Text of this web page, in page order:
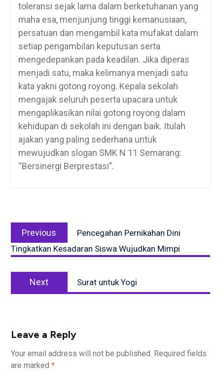
toleransi sejak lama dalam berketuhanan yang
maha esa, menjunjung tinggi kemanusiaan,
persatuan dan mengambil kata mufakat dalam
setiap pengambilan keputusan serta
mengedepankan pada keadilan. Jika diperas
menjadi satu, maka kelimanya menjadi satu
kata yakni gotong royong. Kepala sekolah
mengajak seluruh peserta upacara untuk
mengaplikasikan nilai gotong royong dalam
kehidupan di sekolah ini dengan baik. Itulah
ajakan yang paling sederhana untuk
mewujudkan slogan SMK N 11 Semarang:
“Bersinergi Berprestasi”.
navigation
Previous
post:
Pencegahan Pernikahan Dini
Tingkatkan Kesadaran Siswa Wujudkan Mimpi
Next
post:
Surat untuk Yogi
Leave a Reply
Your email address will not be published. Required fields
are marked *